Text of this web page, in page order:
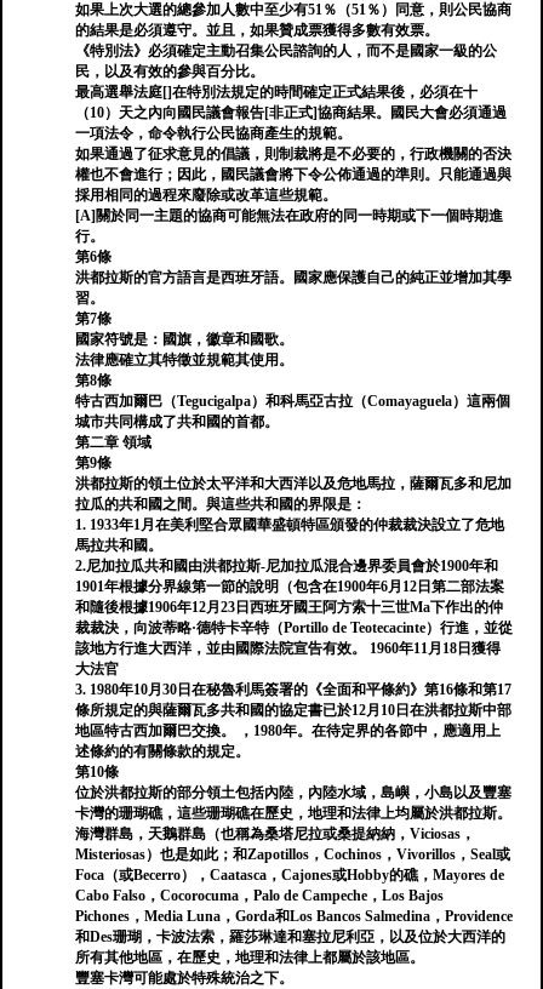
如果上次大選的總參加人數中至少有51％（51％）同意，則公民協商
的結果是必須遵守。並且，如果贊成票獲得多數有效票。
《特別法》必須確定主動召集公民諮詢的人，而不是國家一級的公
民，以及有效的參與百分比。
最高選舉法庭[]在特別法規定的時間確定正式結果後，必須在十
（10）天之內向國民議會報告[非正式]協商結果。國民大會必須通過
一項法令，命令執行公民協商產生的規範。
如果通過了征求意見的倡議，則制裁將是不必要的，行政機關的否決
權也不會進行；因此，國民議會將下令公佈通過的準則。只能通過與
採用相同的過程來廢除或改革這些規範。
[A]關於同一主題的協商可能無法在政府的同一時期或下一個時期進
行。
第6條
洪都拉斯的官方語言是西班牙語。國家應保護自己的純正並增加其學
習。
第7條
國家符號是：國旗，徽章和國歌。
法律應確立其特徵並規範其使用。
第8條
特古西加爾巴（Tegucigalpa）和科馬亞古拉（Comayaguela）這兩個
城市共同構成了共和國的首都。
第二章 領域
第9條
洪都拉斯的領土位於太平洋和大西洋以及危地馬拉，薩爾瓦多和尼加
拉瓜的共和國之間。與這些共和國的界限是：
1. 1933年1月在美利堅合眾國華盛頓特區頒發的仲裁裁決設立了危地
馬拉共和國。
2.尼加拉瓜共和國由洪都拉斯-尼加拉瓜混合邊界委員會於1900年和
1901年根據分界線第一節的說明（包含在1900年6月12日第二部法案
和隨後根據1906年12月23日西班牙國王阿方索十三世Ma下作出的仲
裁裁決，向波蒂略·德特卡辛特（Portillo de Teotecacinte）行進，並從
該地方行進大西洋，並由國際法院宣告有效。 1960年11月18日獲得
大法官
3. 1980年10月30日在秘魯利馬簽署的《全面和平條約》第16條和第17
條所規定的與薩爾瓦多共和國的協定書已於12月10日在洪都拉斯中部
地區特古西加爾巴交換。 ，1980年。在待定界的各節中，應適用上
述條約的有關條款的規定。
第10條
位於洪都拉斯的部分領土包括內陸，內陸水域，島嶼，小島以及豐塞
卡灣的珊瑚礁，這些珊瑚礁在歷史，地理和法律上均屬於洪都拉斯。
海灣群島，天鵝群島（也稱為桑塔尼拉或桑提納納，Viciosas，
Misteriosas）也是如此；和Zapotillos，Cochinos，Vivorillos，Seal或
Foca（或Becerro），Caatasca，Cajones或Hobby的礁，Mayores de
Cabo Falso，Cocorocuma，Palo de Campeche，Los Bajos
Pichones，Media Luna，Gorda和Los Bancos Salmedina，Providence
和Des珊瑚，卡波法索，羅莎琳達和塞拉尼利亞，以及位於大西洋的
所有其他地區，在歷史，地理和法律上都屬於該地區。
豐塞卡灣可能處於特殊統治之下。